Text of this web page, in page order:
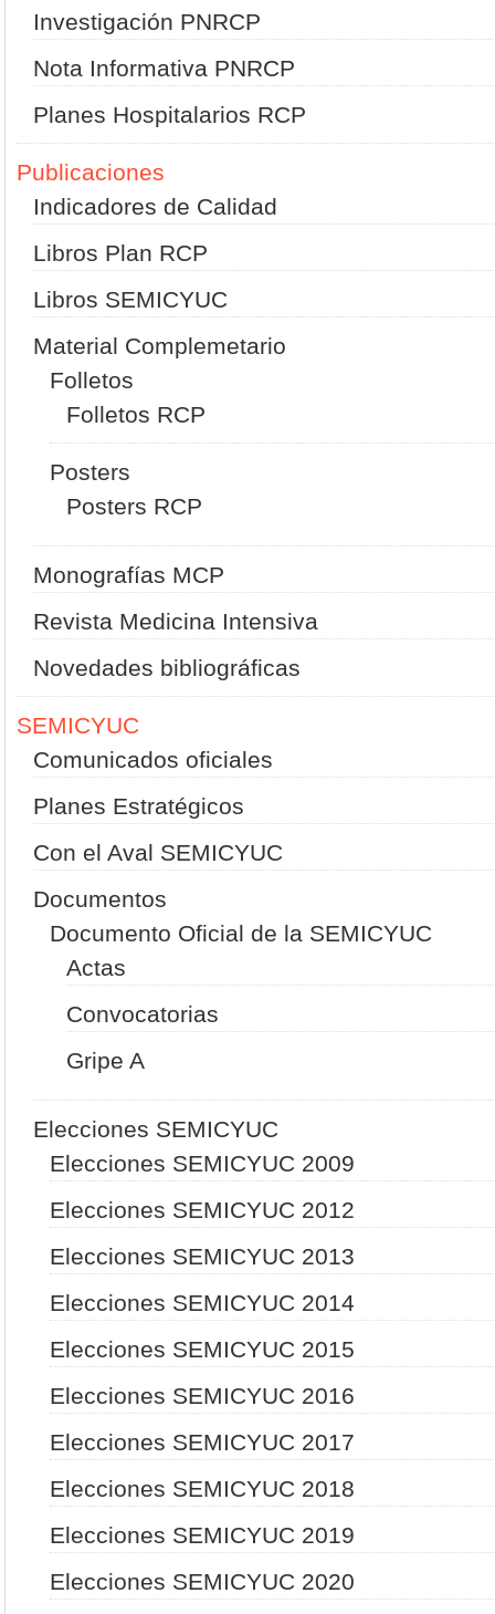
Investigación PNRCP
Nota Informativa PNRCP
Planes Hospitalarios RCP
Publicaciones
Indicadores de Calidad
Libros Plan RCP
Libros SEMICYUC
Material Complemetario
Folletos
Folletos RCP
Posters
Posters RCP
Monografías MCP
Revista Medicina Intensiva
Novedades bibliográficas
SEMICYUC
Comunicados oficiales
Planes Estratégicos
Con el Aval SEMICYUC
Documentos
Documento Oficial de la SEMICYUC
Actas
Convocatorias
Gripe A
Elecciones SEMICYUC
Elecciones SEMICYUC 2009
Elecciones SEMICYUC 2012
Elecciones SEMICYUC 2013
Elecciones SEMICYUC 2014
Elecciones SEMICYUC 2015
Elecciones SEMICYUC 2016
Elecciones SEMICYUC 2017
Elecciones SEMICYUC 2018
Elecciones SEMICYUC 2019
Elecciones SEMICYUC 2020